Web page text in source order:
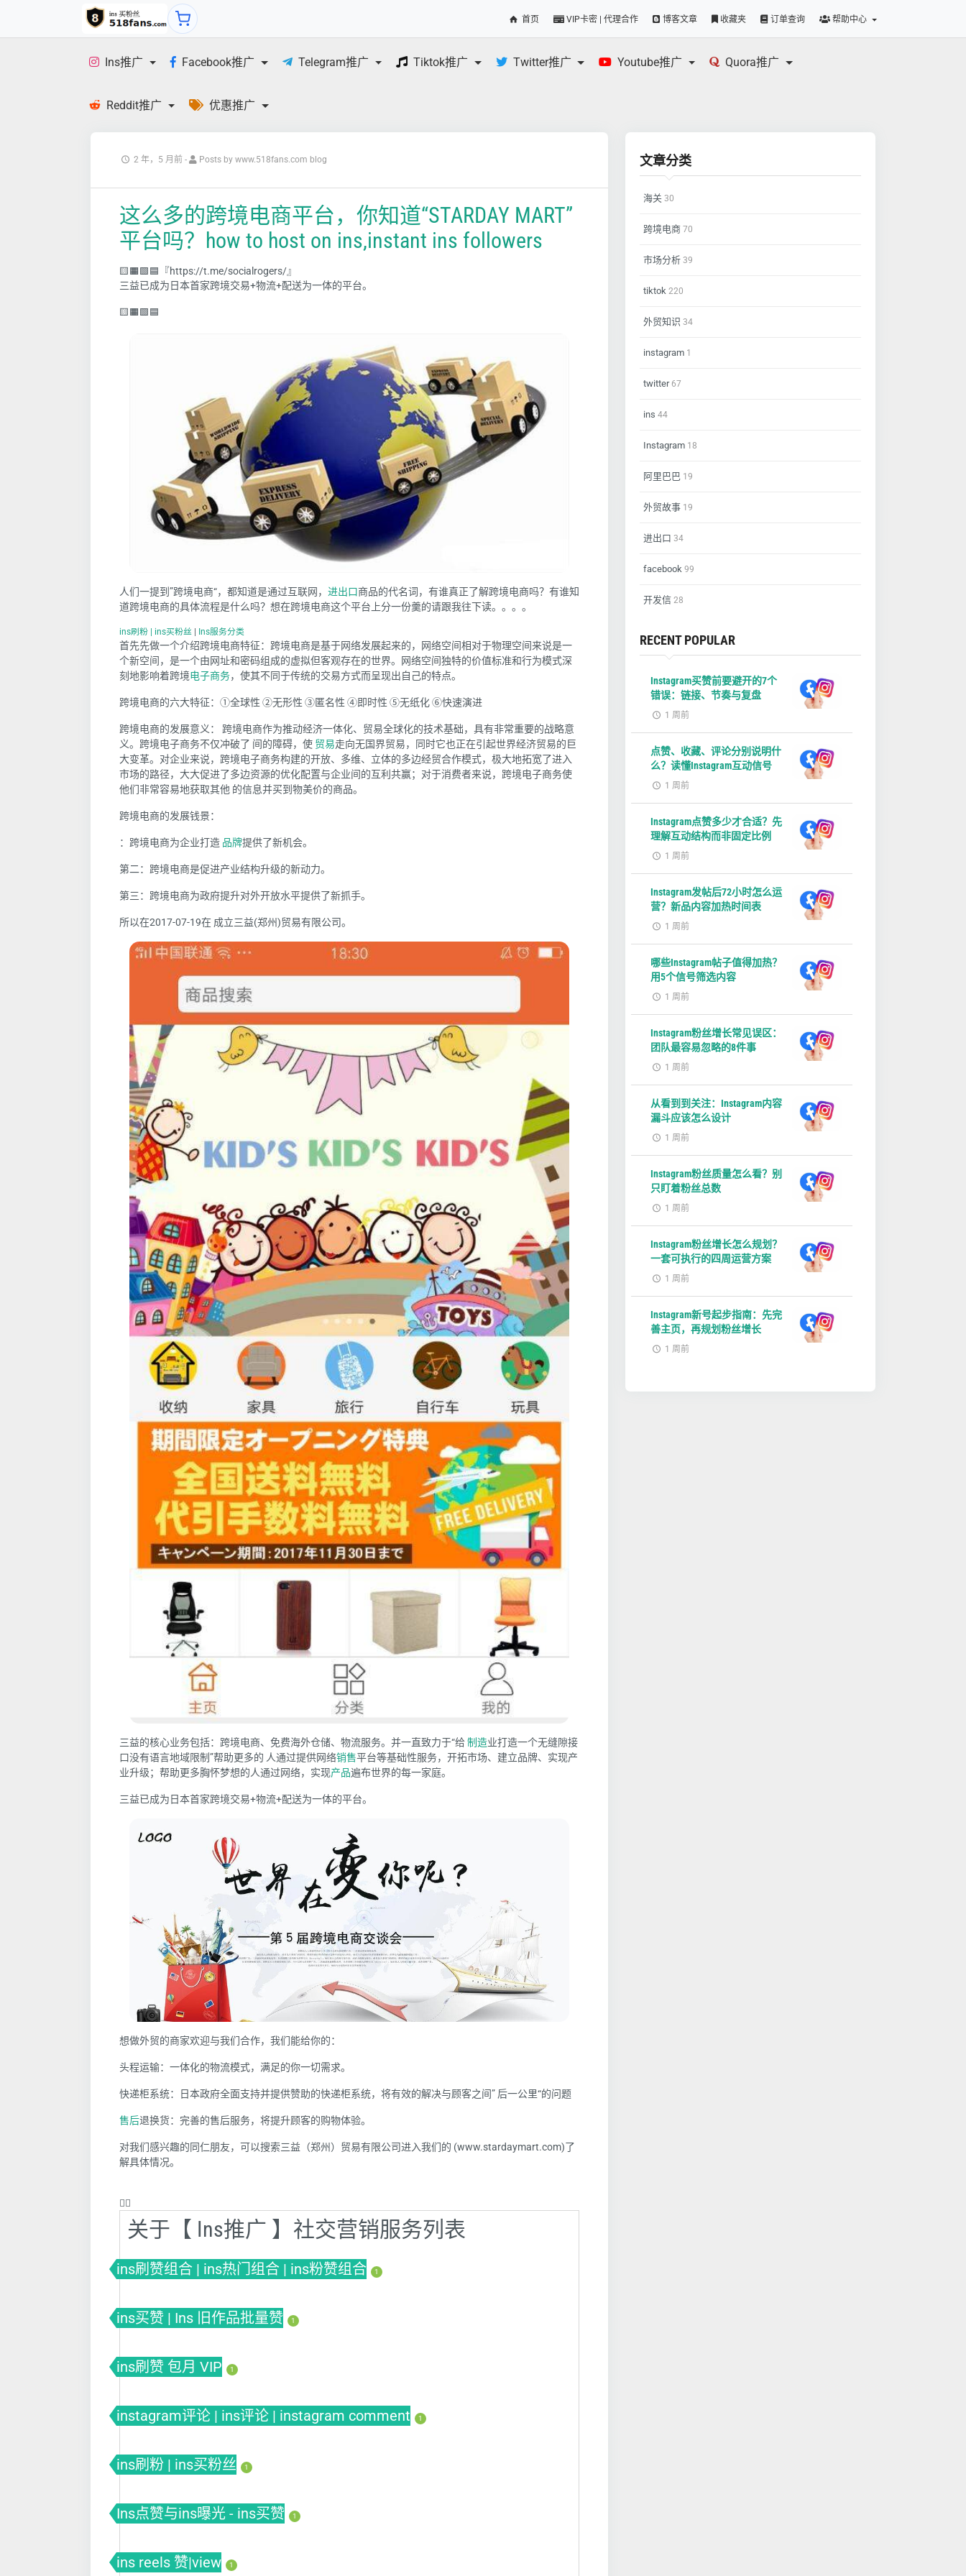
首页 VIP卡密 | 代理合作 博客文章 收藏夹 订单查询 帮助中心
Ins推广 Facebook推广 Telegram推广 Tiktok推广 Twitter推广 Youtube推广 Quora推广
Reddit推广 优惠推广
2 年，5 月前 - Posts by www.518fans.com blog
这么多的跨境电商平台，你知道“STARDAY MART”
平台吗？how to host on ins,instant ins followers
🟨🟧🟩🟦『https://t.me/socialrogers/』
三益已成为日本首家跨境交易+物流+配送为一体的平台。
🟨🟧🟩🟦
人们一提到”跨境电商“，都知道是通过互联网， 进出口商品的代名词，有谁真正了解跨境电商吗？有谁知
道跨境电商的具体流程是什么吗？想在跨境电商这个平台上分一份羹的请跟我往下读。。。。
ins刷粉 | ins买粉丝 | Ins服务分类
首先先做一个介绍跨境电商特征：跨境电商是基于网络发展起来的，网络空间相对于物理空间来说是一
个新空间，是一个由网址和密码组成的虚拟但客观存在的世界。网络空间独特的价值标准和行为模式深
刻地影响着跨境电子商务，使其不同于传统的交易方式而呈现出自己的特点。
跨境电商的六大特征：①全球性 ②无形性 ③匿名性 ④即时性 ⑤无纸化 ⑥快速演进
跨境电商的发展意义：
跨境电商作为推动经济一体化、贸易全球化的技术基础，具有非常重要的战略意
义。跨境电子商务不仅冲破了 间的障碍，使 贸易走向无国界贸易，同时它也正在引起世界经济贸易的巨
大变革。对企业来说，跨境电子商务构建的开放、多维、立体的多边经贸合作模式，极大地拓宽了进入
市场的路径，大大促进了多边资源的优化配置与企业间的互利共赢；对于消费者来说，跨境电子商务使
他们非常容易地获取其他 的信息并买到物美价的商品。
跨境电商的发展钱景：
：跨境电商为企业打造 品牌提供了新机会。
第二：跨境电商是促进产业结构升级的新动力。
第三：跨境电商为政府提升对外开放水平提供了新抓手。
所以在2017-07-19在 成立三益(郑州)贸易有限公司。
三益的核心业务包括：跨境电商、免费海外仓储、物流服务。并一直致力于“给制造业打造一个无缝隙接
口没有语言地域限制”帮助更多的 人通过提供网络销售平台等基础性服务，开拓市场、建立品牌、实现产
业升级；帮助更多胸怀梦想的人通过网络，实现产品遍布世界的每一家庭。
三益已成为日本首家跨境交易+物流+配送为一体的平台。
想做外贸的商家欢迎与我们合作，我们能给你的：
头程运输：一体化的物流模式，满足的你一切需求。
快递柜系统： 日本政府全面支持并提供赞助的快递柜系统，将有效的解决与顾客之间” 后一公里“的问题
售后退换货： 完善的售后服务，将提升顾客的购物体验。
对我们感兴趣的同仁朋友，可以搜索三益（郑州）贸易有限公司进入我们的 (www.stardaymart.com)了
解具体情况。
❤️‍🔥
关于【 Ins推广 】社交营销服务列表
ins刷赞组合 | ins热门组合 | ins粉赞组合 1
ins买赞 | Ins 旧作品批量赞 1
ins刷赞 包月 VIP 1
instagram评论 | ins评论 | instagram comment 1
ins刷粉 | ins买粉丝 1
Ins点赞与ins曝光 - ins买赞 1
ins reels 赞|view 1
文章分类
海关 30
跨境电商 70
市场分析 39
tiktok 220
外贸知识 34
instagram 1
twitter67
ins 44
Instagram 18
阿里巴巴 19
外贸故事 19
进出口 34
facebook 99
开发信 28
RECENT POPULAR
Instagram买赞前要避开的7个
错误：链接、节奏与复盘
1 周前
点赞、收藏、评论分别说明什
么？读懂Instagram互动信号
1 周前
Instagram点赞多少才合适？先
理解互动结构而非固定比例
1 周前
Instagram发帖后72小时怎么运
营？新品内容加热时间表
1 周前
哪些Instagram帖子值得加热？
用5个信号筛选内容
1 周前
Instagram粉丝增长常见误区：
团队最容易忽略的8件事
1 周前
从看到到关注：Instagram内容
漏斗应该怎么设计
1 周前
Instagram粉丝质量怎么看？别
只盯着粉丝总数
1 周前
Instagram粉丝增长怎么规划？
一套可执行的四周运营方案
1 周前
Instagram新号起步指南：先完
善主页，再规划粉丝增长
1 周前